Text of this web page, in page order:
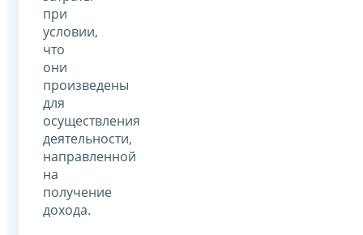
при
условии,
что
они
произведены
для
осуществления
деятельности,
направленной
на
получение
дохода.